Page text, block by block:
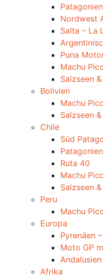
Nordwest
Salta – La
Puna
Machu
Salzseen
Bolivien
Machu
Salzseen
Chile
Süd
Ruta 40
Machu
Salzseen
Peru
Machu
Europa
Pyrenäen
Moto GP
Andalusien
Afrika